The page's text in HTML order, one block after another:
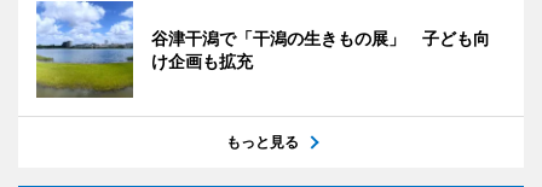
谷津干潟で「干潟の生きもの展」 子ども向
け企画も拡充
もっと見る